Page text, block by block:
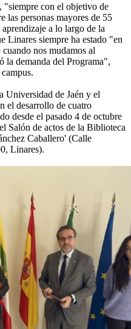
"siempre con el objetivo de
las personas mayores de 55
a lo largo de la
Linares siempre ha estado "en
nos mudamos al
la demanda del Programa",
Universidad de Jaén y el
el desarrollo de cuatro
desde el pasado 4 de octubre
Salón de actos de la Biblioteca
Caballero' (Calle
Linares).